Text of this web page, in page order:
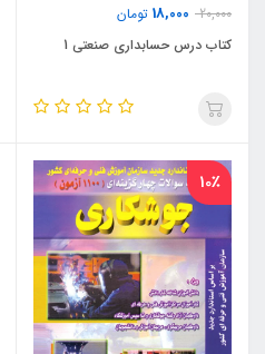
20,000
18,000 تومان
کتاب درس حسابداری صنعتی 1
10٪